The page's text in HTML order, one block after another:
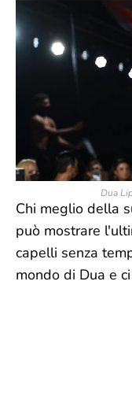
Dua
Chi meglio della
può mostrare
capelli senza
mondo di Dua e